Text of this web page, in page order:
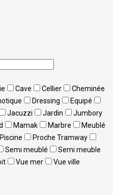
Cave Cellier
Cheminée
Dressing
Equipé
Jacuzzi Jardin
Jumbory
Mamak Marbre
Meublé
Piscine
Proche Tramway
Semi meublé
Semi meuble
Vue mer Vue ville